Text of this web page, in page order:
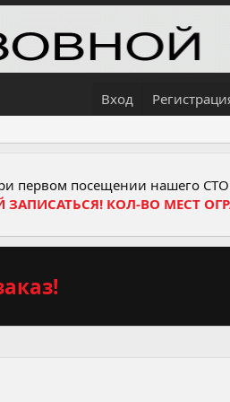
Вход
первом посещении нашего
ЗАПИСАТЬСЯ! КОЛ-ВО МЕСТ